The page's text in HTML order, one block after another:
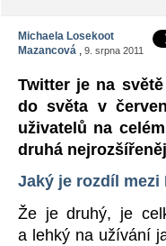
Michaela Losekoot
Mazancová
9. srpna 2011
Twitter je na
do světa v
uživatelů na
druhá
Jaký je rozdíl mezi
Že je druhý, je
a lehký na užívání